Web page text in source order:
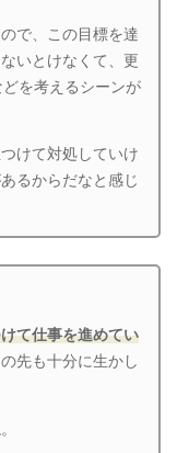
で、この目標を達
いとけなくて、更
を考えるシーンが
けて対処していけ
るからだなと感じ
て仕事を進めてい
先も十分に生かし